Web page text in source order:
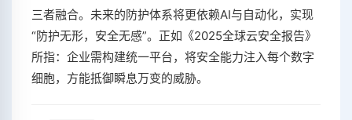
三者融合。未来的防护体系将更依赖AI与自动化，实现
“防护无形，安全无感”。正如《2025全球云安全报告》
所指：企业需构建统一平台，将安全能力注入每个数字
细胞，方能抵御瞬息万变的威胁。